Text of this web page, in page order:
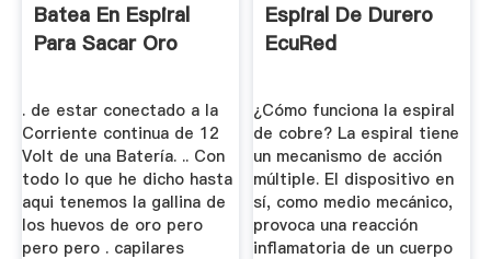
Batea En Espiral
Para Sacar Oro
. de estar conectado a la
Corriente continua de 12
Volt de una Batería. .. Con
todo lo que he dicho hasta
aqui tenemos la gallina de
los huevos de oro pero
pero pero . capilares
Espiral De Durero
EcuRed
¿Cómo funciona la espiral
de cobre? La espiral tiene
un mecanismo de acción
múltiple. El dispositivo en
sí, como medio mecánico,
provoca una reacción
inflamatoria de un cuerpo